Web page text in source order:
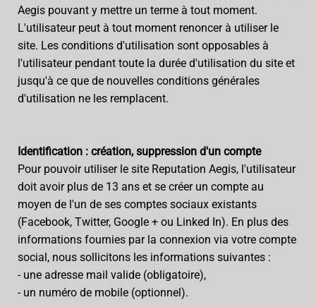
Aegis pouvant y mettre un terme à tout moment.
L'utilisateur peut à tout moment renoncer à utiliser le
site. Les conditions d'utilisation sont opposables à
l'utilisateur pendant toute la durée d'utilisation du site et
jusqu'à ce que de nouvelles conditions générales
d'utilisation ne les remplacent.
Identification : création, suppression d'un compte
Pour pouvoir utiliser le site Reputation Aegis, l'utilisateur
doit avoir plus de 13 ans et se créer un compte au
moyen de l'un de ses comptes sociaux existants
(Facebook, Twitter, Google + ou Linked In). En plus des
informations fournies par la connexion via votre compte
social, nous sollicitons les informations suivantes :
- une adresse mail valide (obligatoire),
- un numéro de mobile (optionnel).